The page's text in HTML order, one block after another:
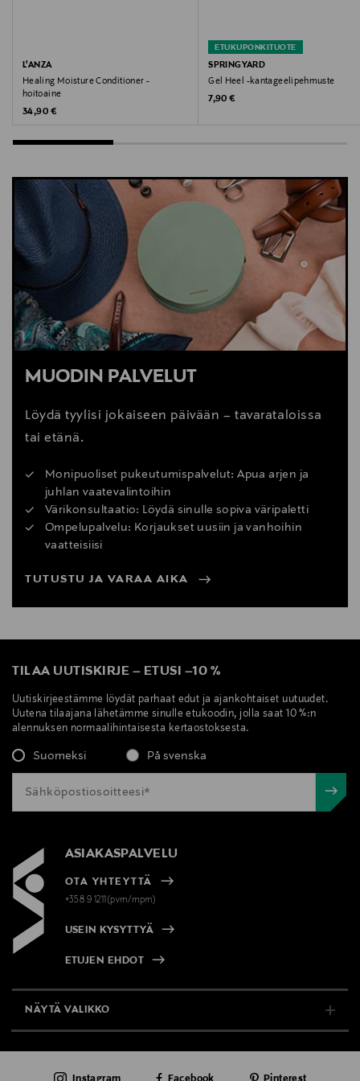
L'ANZA
Healing Moisture Conditioner -
hoitoaine
Original Price
34,90 €
ETUKUPONKITUOTE
SPRINGYARD
Gel Heel -kantageelipehmuste
Original Price
7,90 €
MUODIN PALVELUT
Löydä tyylisi jokaiseen päivään – tavarataloissa
tai etänä.
Monipuoliset pukeutumispalvelut: Apua arjen ja
juhlan vaatevalintoihin
Värikonsultaatio: Löydä sinulle sopiva väripaletti
Ompelupalvelu: Korjaukset uusiin ja vanhoihin
vaatteisiisi
TUTUSTU JA VARAA AIKA
TILAA UUTISKIRJE – ETUSI –10 %
Uutiskirjeestämme löydät parhaat edut ja ajankohtaiset uutuudet.
Uutena tilaajana lähetämme sinulle etukoodin, jolla saat 10 %:n
alennuksen normaalihintaisesta kertaostoksesta.
Suomeksi På svenska
ASIAKASPALVELU
OTA YHTEYTTÄ
+358 9 1211(pvm/mpm)
USEIN KYSYTTYÄ
ETUJEN EHDOT
NÄYTÄ VALIKKO